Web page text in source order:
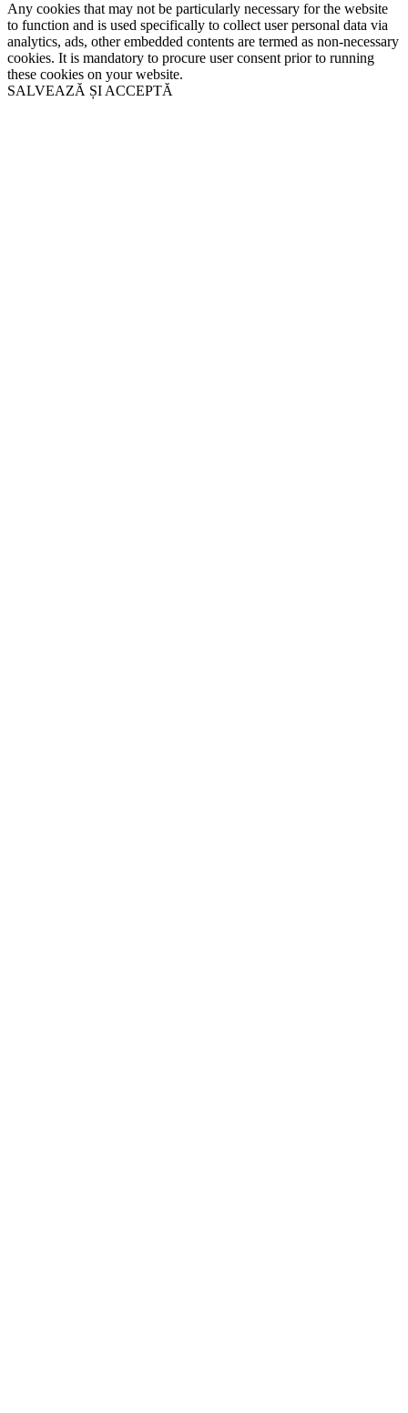
Any cookies that may not be particularly necessary for the website
to function and is used specifically to collect user personal data via
analytics, ads, other embedded contents are termed as non-necessary
cookies. It is mandatory to procure user consent prior to running
these cookies on your website.
SALVEAZĂ ȘI ACCEPTĂ